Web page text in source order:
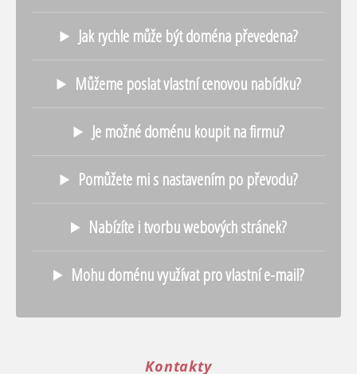
Jak rychle může být doména převedena?
Můžeme poslat vlastní cenovou nabídku?
Je možné doménu koupit na firmu?
Pomůžete mi s nastavením po převodu?
Nabízíte i tvorbu webových stránek?
Mohu doménu využívat pro vlastní e-mail?
Kontakty